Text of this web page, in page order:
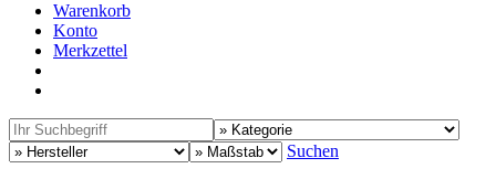
Warenkorb
Konto
Merkzettel
Suchen